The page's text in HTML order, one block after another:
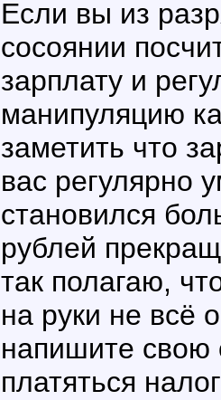
Если вы из
сосоянии
зарплату и
манипуляцию
заметить что
вас регулярно
становился
рублей
так полагаю,
на руки не всё
напишите свою
платяться